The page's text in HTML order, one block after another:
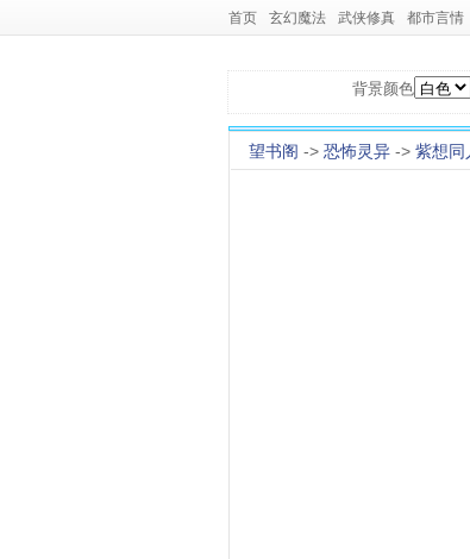
首页 玄幻魔法 武侠修真 都市言情
背景颜色
望书阁 -> 恐怖灵异 -> 紫想同